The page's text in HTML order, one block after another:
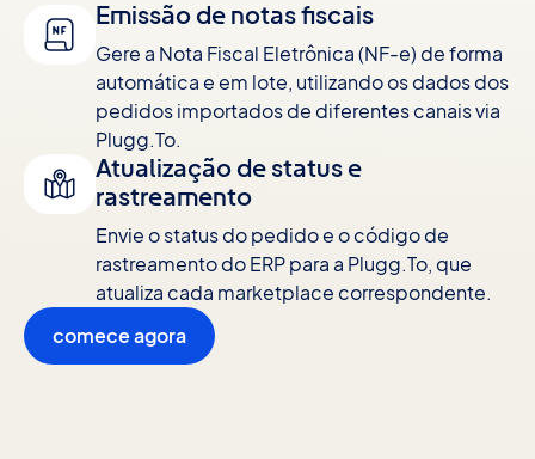
Emissão de notas fiscais
Gere a Nota Fiscal Eletrônica (NF-e) de forma
automática e em lote, utilizando os dados dos
pedidos importados de diferentes canais via
Plugg.To.
Atualização de status e
rastreamento
Envie o status do pedido e o código de
rastreamento do ERP para a Plugg.To, que
atualiza cada marketplace correspondente.
comece agora